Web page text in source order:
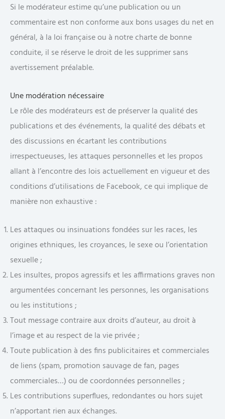
Si le modérateur estime qu’une publication ou un
commentaire est non conforme aux bons usages du net en
général, à la loi française ou à notre charte de bonne
conduite, il se réserve le droit de les supprimer sans
avertissement préalable.
Une modération nécessaire
Le rôle des modérateurs est de préserver la qualité des
publications et des événements, la qualité des débats et
des discussions en écartant les contributions
irrespectueuses, les attaques personnelles et les propos
allant à l’encontre des lois actuellement en vigueur et des
conditions d’utilisations de Facebook, ce qui implique de
manière non exhaustive :
Les attaques ou insinuations fondées sur les races, les
origines ethniques, les croyances, le sexe ou l’orientation
sexuelle ;
Les insultes, propos agressifs et les affirmations graves non
argumentées concernant les personnes, les organisations
ou les institutions ;
Tout message contraire aux droits d’auteur, au droit à
l’image et au respect de la vie privée ;
Toute publication à des fins publicitaires et commerciales
de liens (spam, promotion sauvage de fan, pages
commerciales…) ou de coordonnées personnelles ;
Les contributions superflues, redondantes ou hors sujet
n’apportant rien aux échanges.